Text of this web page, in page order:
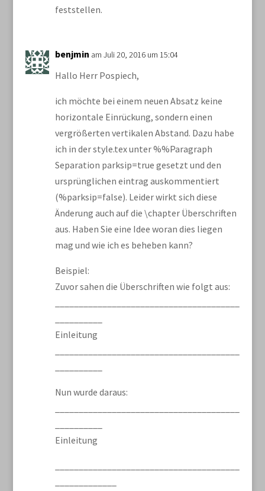
feststellen.
benjmin am Juli 20, 2016 um 15:04
Hallo Herr Pospiech,
ich möchte bei einem neuen Absatz keine
horizontale Einrückung, sondern einen
vergrößerten vertikalen Abstand. Dazu habe
ich in der style.tex unter %%Paragraph
Separation parksip=true gesetzt und den
ursprünglichen eintrag auskommentiert
(%parksip=false). Leider wirkt sich diese
Änderung auch auf die \chapter Überschriften
aus. Haben Sie eine Idee woran dies liegen
mag und wie ich es beheben kann?
Beispiel:
Zuvor sahen die Überschriften wie folgt aus:
Einleitung
Nun wurde daraus:
Einleitung